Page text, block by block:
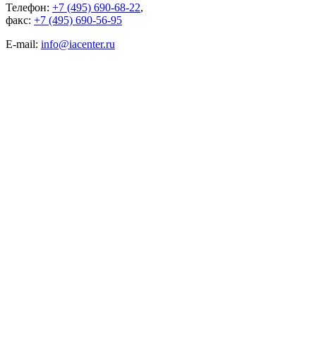
Телефон: +7 (495) 690-68-22,
факс: +7 (495) 690-56-95
E-mail: info@iacenter.ru